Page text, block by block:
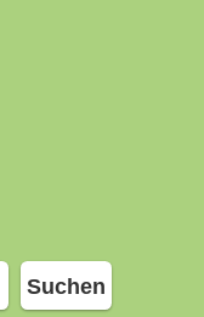
Suchen